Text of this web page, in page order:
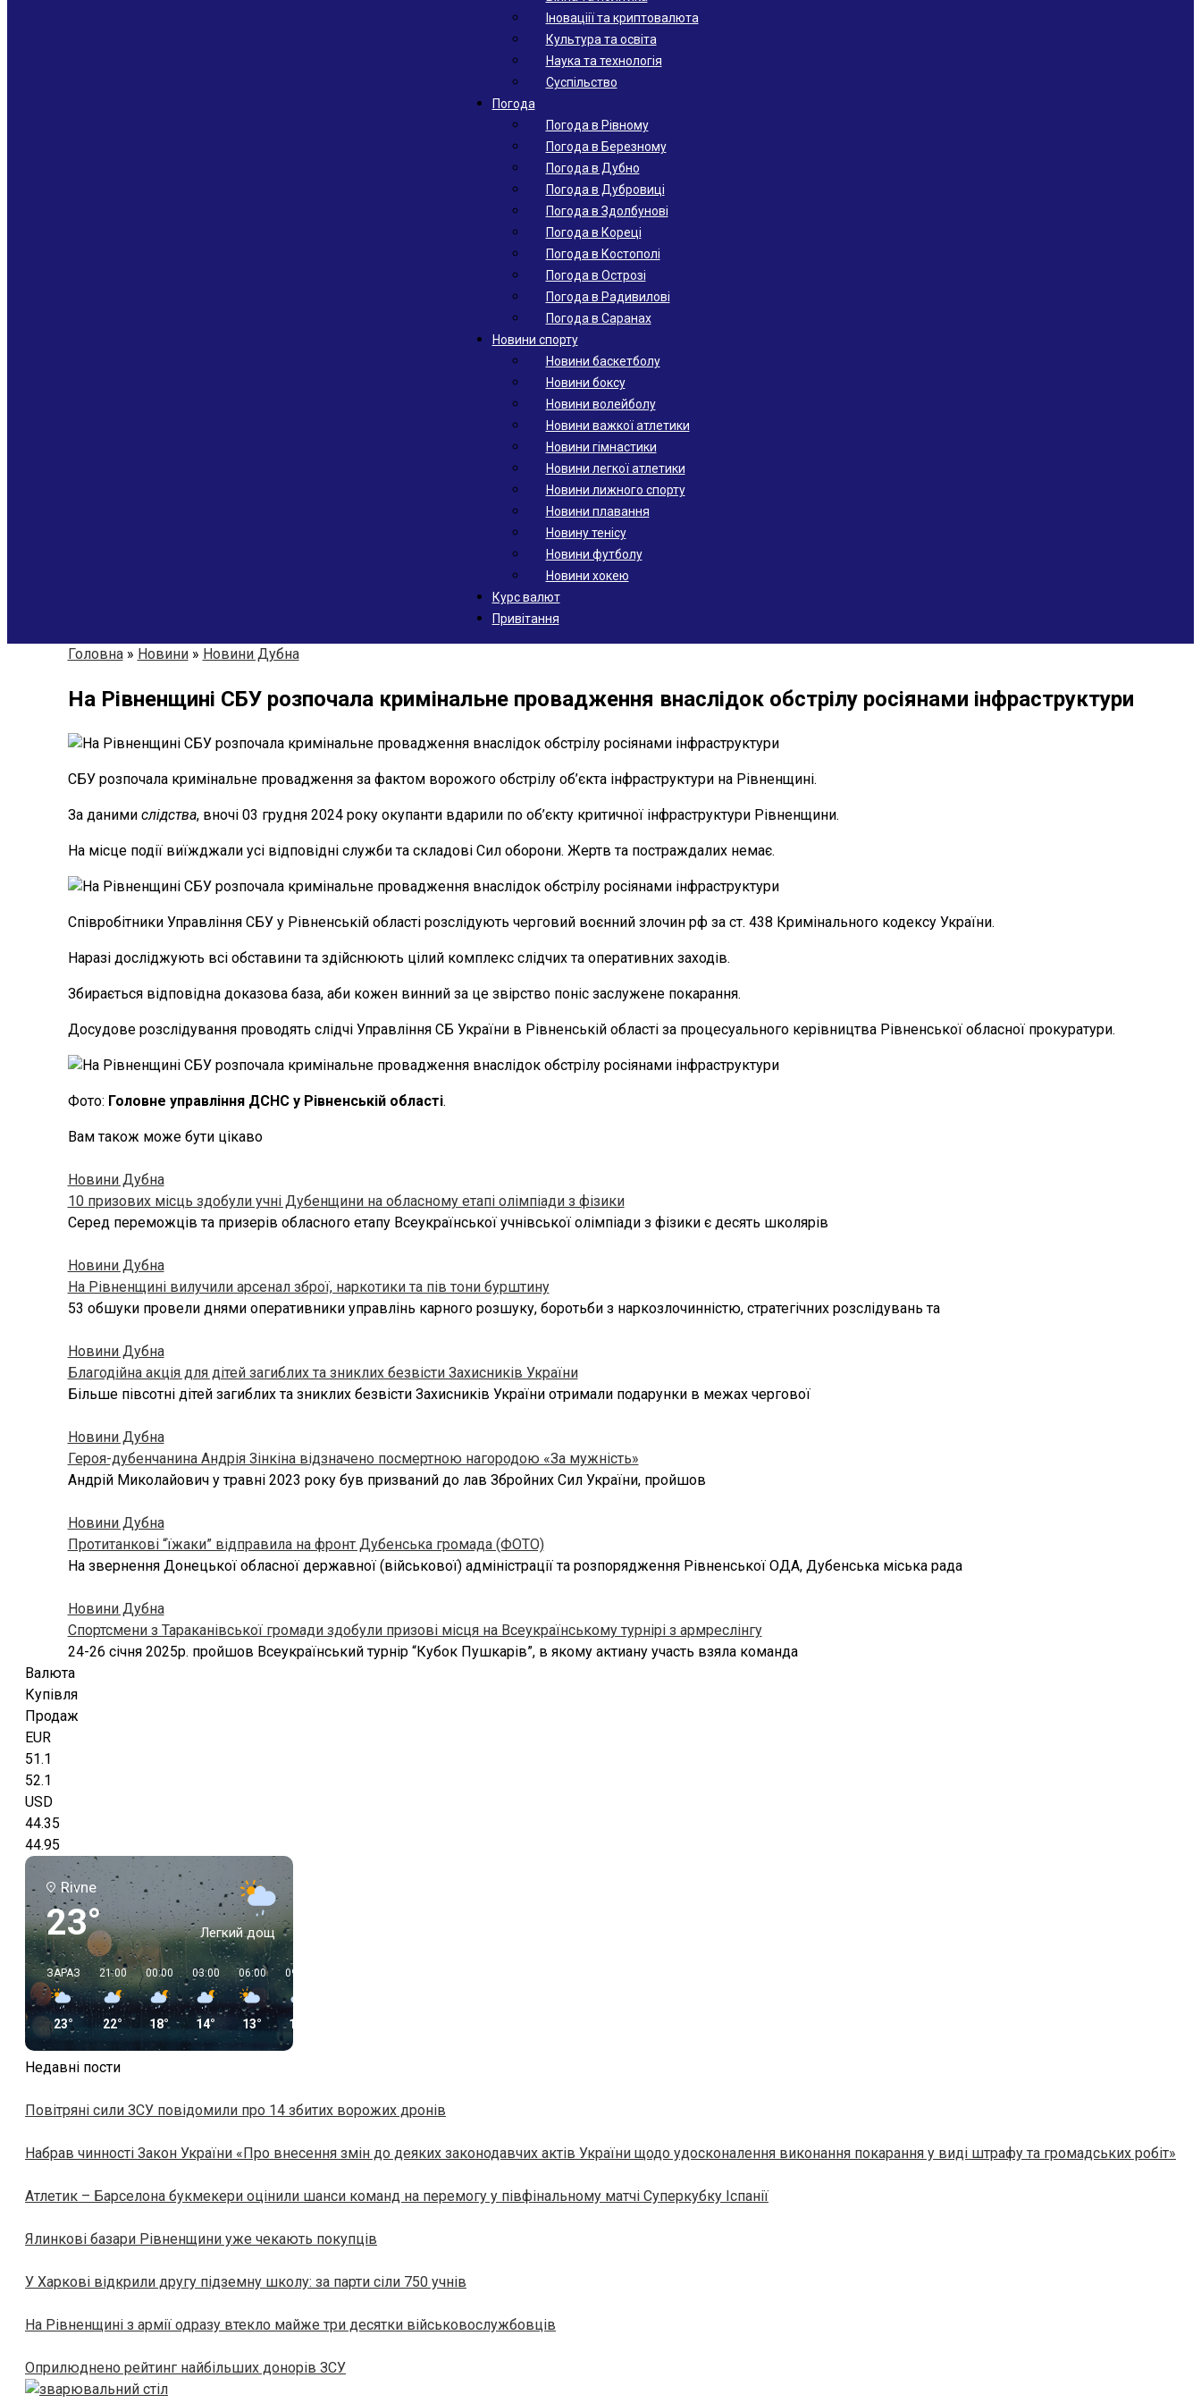
Іноваціії та криптовалюта
Культура та освіта
Наука та технологія
Суспільство
Погода
Погода в Рівному
Погода в Березному
Погода в Дубно
Погода в Дубровиці
Погода в Здолбунові
Погода в Кореці
Погода в Костополі
Погода в Острозі
Погода в Радивилові
Погода в Саранах
Новини спорту
Новини баскетболу
Новини боксу
Новини волейболу
Новини важкої атлетики
Новини гімнастики
Новини легкої атлетики
Новини лижного спорту
Новини плавання
Новину тенісу
Новини футболу
Новини хокею
Курс валют
Привітання
Головна » Новини » Новини Дубна
На Рівненщині СБУ розпочала кримінальне провадження внаслідок обстрілу росіянами інфраструктури
СБУ розпочала кримінальне провадження за фактом ворожого обстрілу об’єкта інфраструктури на Рівненщині.
За даними слідства, вночі 03 грудня 2024 року окупанти вдарили по об’єкту критичної інфраструктури Рівненщини.
На місце події виїжджали усі відповідні служби та складові Сил оборони. Жертв та постраждалих немає.
Співробітники Управління СБУ у Рівненській області розслідують черговий воєнний злочин рф за ст. 438 Кримінального кодексу України.
Наразі досліджують всі обставини та здійснюють цілий комплекс слідчих та оперативних заходів.
Збирається відповідна доказова база, аби кожен винний за це звірство поніс заслужене покарання.
Досудове розслідування проводять слідчі Управління СБ України в Рівненській області за процесуального керівництва Рівненської обласної прокуратури.
Фото: Головне управління ДСНС у Рівненській області.
Вам також може бути цікаво
Новини Дубна
10 призових місць здобули учні Дубенщини на обласному етапі олімпіади з фізики
Серед переможців та призерів обласного етапу Всеукраїнської учнівської олімпіади з фізики є десять школярів
Новини Дубна
На Рівненщині вилучили арсенал зброї, наркотики та пів тони бурштину
53 обшуки провели днями оперативники управлінь карного розшуку, боротьби з наркозлочинністю, стратегічних розслідувань та
Новини Дубна
Благодійна акція для дітей загиблих та зниклих безвісти Захисників України
Більше півсотні дітей загиблих та зниклих безвісти Захисників України отримали подарунки в межах чергової
Новини Дубна
Героя-дубенчанина Андрія Зінкіна відзначено посмертною нагородою «За мужність»
Андрій Миколайович у травні 2023 року був призваний до лав Збройних Сил України, пройшов
Новини Дубна
Протитанкові “їжаки” відправила на фронт Дубенська громада (ФОТО)
На звернення Донецької обласної державної (військової) адміністрації та розпорядження Рівненської ОДА, Дубенська міська рада
Новини Дубна
Спортсмени з Тараканівської громади здобули призові місця на Всеукраїнському турнірі з армреслінгу
24-26 січня 2025р. пройшов Всеукраїнський турнір “Кубок Пушкарів”, в якому актиану участь взяла команда
Валюта
Купівля
Продаж
EUR
51.1
52.1
USD
44.35
44.95
Rivne
23° Легкий дощ
ЗАРАЗ
23°
21:00
22°
00:00
18°
03:00
14°
06:00
13°
09:00
16°
Недавні пости
Повітряні сили ЗСУ повідомили про 14 збитих ворожих дронів
Набрав чинності Закон України «Про внесення змін до деяких законодавчих актів України щодо удосконалення виконання покарання у виді штрафу та громадських робіт»
Атлетик – Барселона букмекери оцінили шанси команд на перемогу у півфінальному матчі Суперкубку Іспанії
Ялинкові базари Рівненщини уже чекають покупців
У Харкові відкрили другу підземну школу: за парти сіли 750 учнів
На Рівненщині з армії одразу втекло майже три десятки військовослужбовців
Оприлюднено рейтинг найбільших донорів ЗСУ